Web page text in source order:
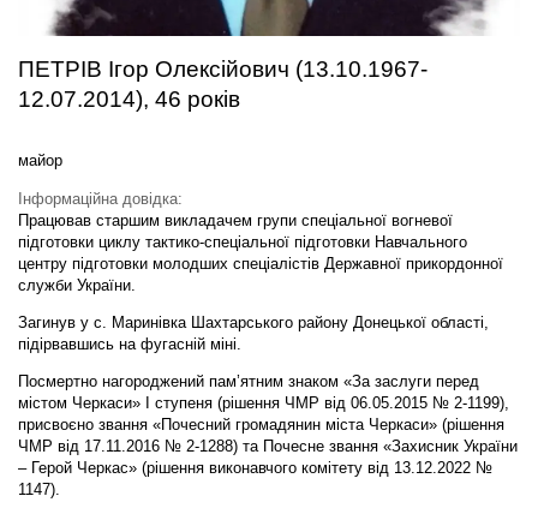
ПЕТРІВ Ігор Олексійович (13.10.1967-
12.07.2014), 46 років
майор
Інформаційна довідка:
Працював старшим викладачем групи спеціальної вогневої
підготовки циклу тактико-спеціальної підготовки Навчального
центру підготовки молодших спеціалістів Державної прикордонної
служби України.
Загинув у с. Маринівка Шахтарського району Донецької області,
підірвавшись на фугасній міні.
Посмертно нагороджений пам’ятним знаком «За заслуги перед
містом Черкаси» I ступеня (рішення ЧМР від 06.05.2015 № 2-1199),
присвоєно звання «Почесний громадянин міста Черкаси» (рішення
ЧМР від 17.11.2016 № 2-1288) та Почесне звання «Захисник України
– Герой Черкас» (рішення виконавчого комітету від 13.12.2022 №
1147).